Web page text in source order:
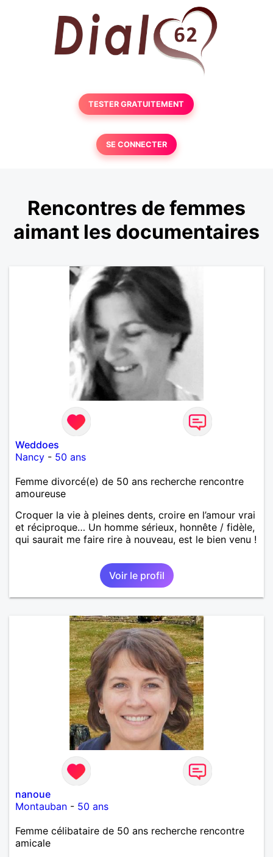
TESTER GRATUITEMENT
SE CONNECTER
Rencontres de femmes
aimant les documentaires
Weddoes
Nancy - 50 ans
Femme divorcé(e) de 50 ans recherche rencontre
amoureuse
Croquer la vie à pleines dents, croire en l’amour vrai
et réciproque… Un homme sérieux, honnête / fidèle,
qui saurait me faire rire à nouveau, est le bien venu !
Voir le profil
nanoue
Montauban - 50 ans
Femme célibataire de 50 ans recherche rencontre
amicale